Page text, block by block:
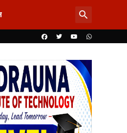
और महिला से बदसलूकी के आरोप में दो